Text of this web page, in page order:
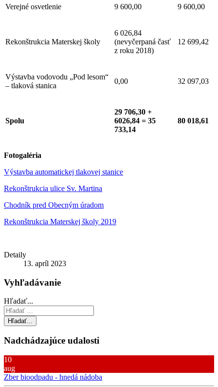
Verejné osvetlenie 9 600,00 9 600,00
Rekonštrukcia Materskej školy
6 026,84
(nevyčerpaná časť
z roku 2018)
12 699,42
Výstavba vodovodu „Pod lesom“
– tlaková stanica
0,00 32 097,03
Spolu
29 706,30 +
6026,84 = 35
733,14
80 018,61
Fotogaléria
Výstavba automatickej tlakovej stanice
Rekonštrukcia ulice Sv. Martina
Chodník pred Obecným úradom
Rekonštrukcia Materskej školy 2019
Detaily
13. apríl 2023
Vyhľadávanie
Hľadať...
Hľadať...
Nadchádzajúce udalosti
10
aug
Zber bioodpadu - hnedá nádoba